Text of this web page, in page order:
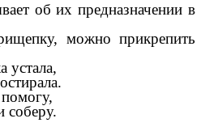
об их предназначении
можно
устала,
соберу.